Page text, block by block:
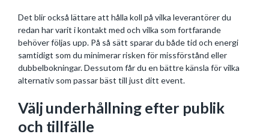
Det blir också lättare att hålla koll på vilka leverantörer du
redan har varit i kontakt med och vilka som fortfarande
behöver följas upp. På så sätt sparar du både tid och energi
samtidigt som du minimerar risken för missförstånd eller
dubbelbokningar. Dessutom får du en bättre känsla för vilka
alternativ som passar bäst till just ditt event.
Välj underhållning efter publik
och tillfälle